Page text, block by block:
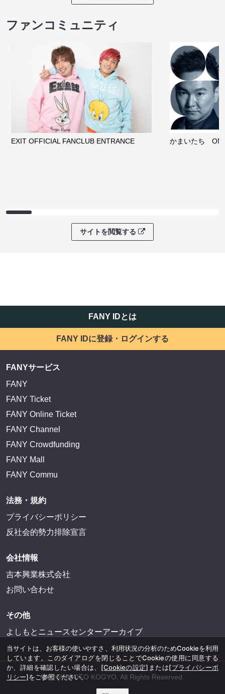
ファンコミュニティ
EXIT OFFICIAL FANCLUB ENTRANCE かまいたち
サイトを閲覧する
FANY IDとは
FANY IDに登録・ログインする
FANYサービス
FANY
FANY Ticket
FANY Online Ticket
FANY Channel
FANY Crowdfunding
FANY Mall
FANY Commu
法務・規約
プライバシーポリシー
反社会的勢力排除宣言
会社情報
吉本興業株式会社
お問い合わせ
その他
よしもとニュースセンターアーカイブ
©YOSHIMOTO KOGYO, All Rights Reserved.
当サイトは、お客様の使いやすさ、利用状況の分析のためCookieを利用
しています。このダイアログを閉じることでCookieの使用に同意する
か、詳細を確認したい場合は、 [Cookieの設定] または[プライバシーポ
リシー]をご参照ください。